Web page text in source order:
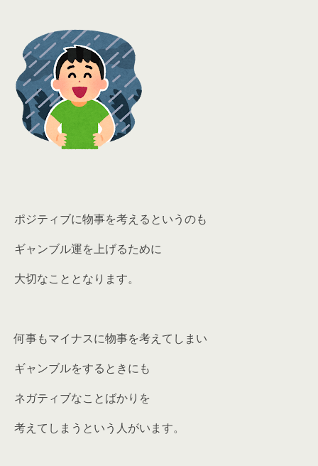
ポジティブに物事を考えるというのも
ギャンブル運を上げるために
大切なこととなります。
何事もマイナスに物事を考えてしまい
ギャンブルをするときにも
ネガティブなことばかりを
考えてしまうという人がいます。